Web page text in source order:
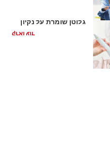
גלוטן שומרת על נקיון
קראו עוד